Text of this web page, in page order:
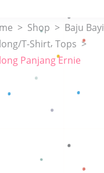
> Shop > Baju Bayi
T-Shirt, Tops >
Panjang Ernie